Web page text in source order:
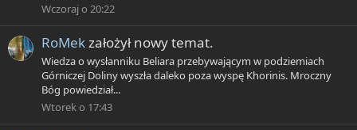
Wczoraj o 20:22
RoMekzałożył nowy temat.
Wiedza o wysłanniku Beliara przebywającym w podziemiach
Górniczej Doliny wyszła daleko poza wyspę Khorinis. Mroczny
Bóg powiedział...
Wtorek o 17:43